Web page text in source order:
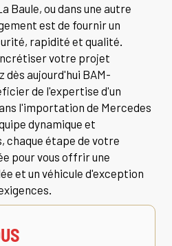
Baule, ou dans une autre
est de fournir un
rapidité et qualité.
votre projet
aujourd'hui BAM-
de l'expertise d'un
l'importation de Mercedes
dynamique et
chaque étape de votre
pour vous offrir une
et un véhicule d'exception